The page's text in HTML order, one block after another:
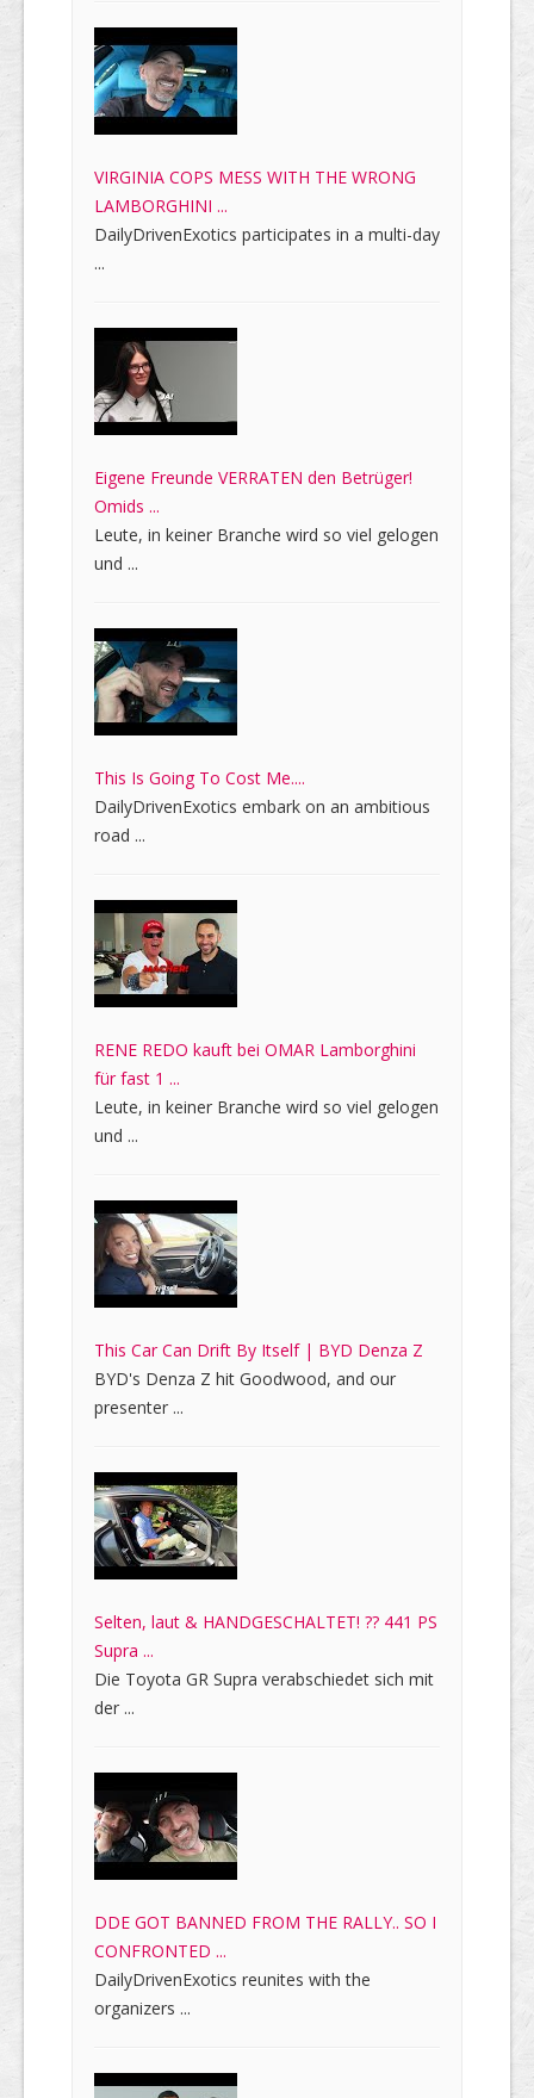
VIRGINIA COPS MESS WITH THE WRONG
LAMBORGHINI ...
DailyDrivenExotics participates in a multi-day
...
Eigene Freunde VERRATEN den Betrüger!
Omids ...
Leute, in keiner Branche wird so viel gelogen
und ...
This Is Going To Cost Me....
DailyDrivenExotics embark on an ambitious
road ...
RENE REDO kauft bei OMAR Lamborghini
für fast 1 ...
Leute, in keiner Branche wird so viel gelogen
und ...
This Car Can Drift By Itself | BYD Denza Z
BYD's Denza Z hit Goodwood, and our
presenter ...
Selten, laut & HANDGESCHALTET! ?? 441 PS
Supra ...
Die Toyota GR Supra verabschiedet sich mit
der ...
DDE GOT BANNED FROM THE RALLY.. SO I
CONFRONTED ...
DailyDrivenExotics reunites with the
organizers ...